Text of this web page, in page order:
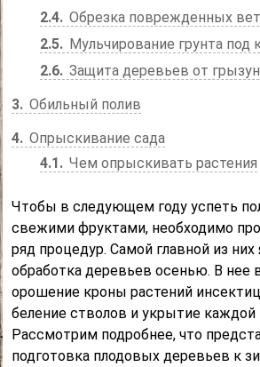
2.4 Обрезка поврежденных
2.5
Мульчирование грунта под
2.6 Защита деревьев от
3 Обильный полив
4 Опрыскивание сада
4.1
Чем опрыскивать растения
Чтобы в следующем году успеть
свежими фруктами, необходимо
ряд процедур. Самой главной из них
обработка деревьев осенью. В нее
орошение кроны растений
беление стволов и укрытие каждой
Рассмотрим подробнее, что
подготовка плодовых деревьев к